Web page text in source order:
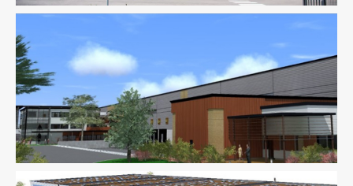
Fluides Logistique Thermique